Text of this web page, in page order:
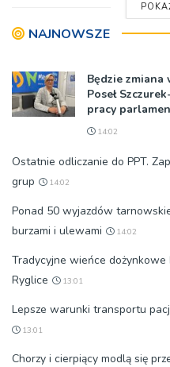
NAJNOWSZE
Będzie
Poseł
pracy
14:02
Ostatnie odliczanie do PPT.
grup
14:02
Ponad 50 wyjazdów
burzami i ulewami
14:02
Tradycyjne wieńce dożynkowe
Ryglice
13:01
Lepsze warunki transportu
13:01
Chorzy i cierpiący modlą się